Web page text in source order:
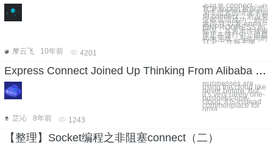
非阻塞 connect： 在
TCP socket 被设置
为非阻塞的情况下调
用 connect ，若没有
立即返回成功，则会
返回 -1 以及 errno =
EINPROGRESS 的
错误，其表示连接操
作正在进行中，但是
尚未完成，与此同时
TCP 三次握手操
摩云飞
10年前 4201
Express Connect Joined Up Thinking From Alibaba Cloud
Businesses are
using the cloud like
never before. But
it’s very rarely one-
business-one-
cloud. It is instead
commonplace for
orga
芷沁
8年前 1243
【整理】Socket编程之非阻塞connect（二）